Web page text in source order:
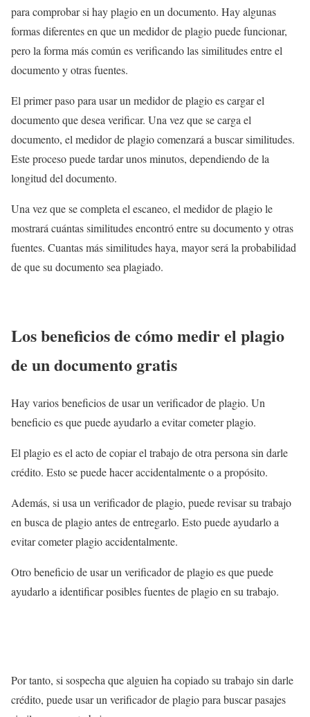
para comprobar si hay plagio en un documento. Hay algunas
formas diferentes en que un medidor de plagio puede funcionar,
pero la forma más común es verificando las similitudes entre el
documento y otras fuentes.
El primer paso para usar un medidor de plagio es cargar el
documento que desea verificar. Una vez que se carga el
documento, el medidor de plagio comenzará a buscar similitudes.
Este proceso puede tardar unos minutos, dependiendo de la
longitud del documento.
Una vez que se completa el escaneo, el medidor de plagio le
mostrará cuántas similitudes encontró entre su documento y otras
fuentes. Cuantas más similitudes haya, mayor será la probabilidad
de que su documento sea plagiado.
Los beneficios de cómo medir el plagio
de un documento gratis
Hay varios beneficios de usar un verificador de plagio. Un
beneficio es que puede ayudarlo a evitar cometer plagio.
El plagio es el acto de copiar el trabajo de otra persona sin darle
crédito. Esto se puede hacer accidentalmente o a propósito.
Además, si usa un verificador de plagio, puede revisar su trabajo
en busca de plagio antes de entregarlo. Esto puede ayudarlo a
evitar cometer plagio accidentalmente.
Otro beneficio de usar un verificador de plagio es que puede
ayudarlo a identificar posibles fuentes de plagio en su trabajo.
Por tanto, si sospecha que alguien ha copiado su trabajo sin darle
crédito, puede usar un verificador de plagio para buscar pasajes